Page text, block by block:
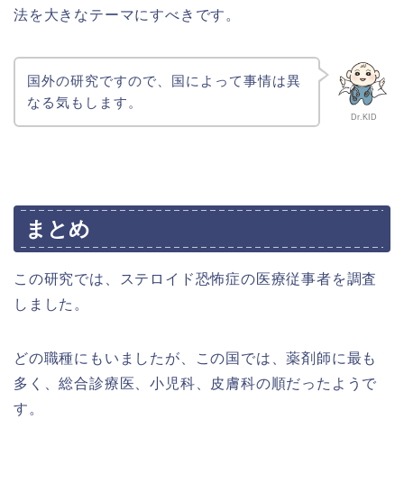
法を大きなテーマにすべきです。
Dr.KID
国外の研究ですので、国によって事情は異
なる気もします。
まとめ
この研究では、ステロイド恐怖症の医療従事者を調査
しました。
どの職種にもいましたが、この国では、薬剤師に最も
多く、総合診療医、小児科、皮膚科の順だったようで
す。